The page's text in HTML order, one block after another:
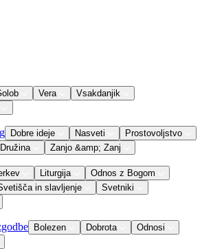
Vera
Vsakdanjik
Dobre ideje Nasveti
Prostovoljstvo
Zanjo &amp; Zanj
Liturgija
Odnos z Bogom
in slavljenje
Svetniki
Bolezen Dobrota
Odnosi